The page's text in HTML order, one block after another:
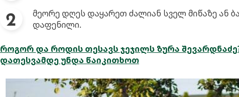
მეორე დღეს დაყარეთ ძალიან სველ მიწაზე ან
დაფენილი.
როგორ და როდის თესავს ჯეჯილს ზურა
დათესვამდე უნდა წაიკითხოთ